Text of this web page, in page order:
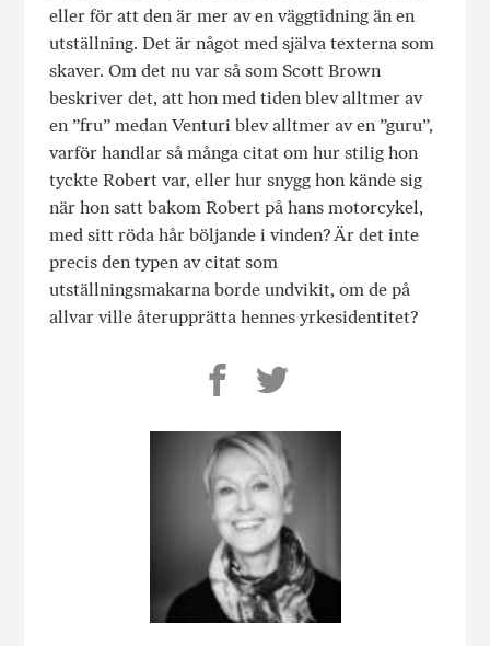
eller för att den är mer av en väggtidning än en
utställning. Det är något med själva texterna som
skaver. Om det nu var så som Scott Brown
beskriver det, att hon med tiden blev alltmer av
en ”fru” medan Venturi blev alltmer av en ”guru”,
varför handlar så många citat om hur stilig hon
tyckte Robert var, eller hur snygg hon kände sig
när hon satt bakom Robert på hans motorcykel,
med sitt röda hår böljande i vinden? Är det inte
precis den typen av citat som
utställningsmakarna borde undvikit, om de på
allvar ville återupprätta hennes yrkesidentitet?